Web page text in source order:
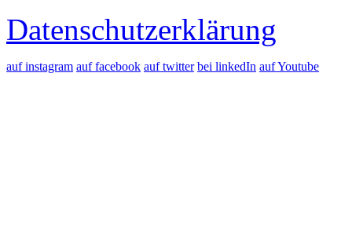
Datenschutzerklärung
auf instagram auf facebook auf twitter bei linkedIn auf Youtube